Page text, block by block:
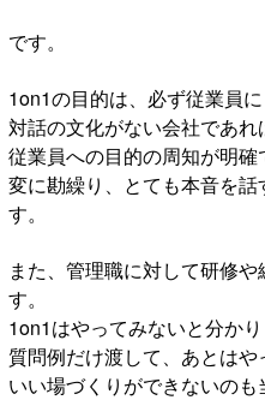
です。
1on1の目的は、必ず従業員に
対話の文化がない会社であれ
従業員への目的の周知が明確
変に勘繰り、とても本音を
す。
また、管理職に対して研修
す。
1on1はやってみないと分かり
質問例だけ渡して、あとは
いい場づくりができないのも